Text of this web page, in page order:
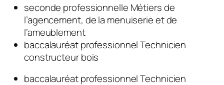
seconde professionnelle Métiers de
l’agencement, de la menuiserie et de
l’ameublement
baccalauréat professionnel Technicien
constructeur bois
baccalauréat professionnel Technicien